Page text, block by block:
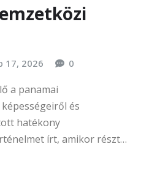
17, 2026 0
a panamai
és
hatékony
írt, amikor részt…